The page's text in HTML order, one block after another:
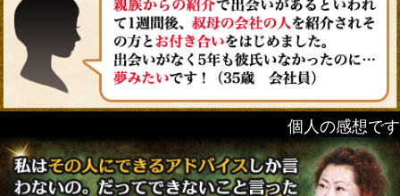
個人の感想です